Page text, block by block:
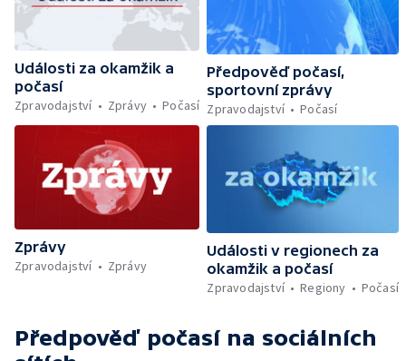
Události za okamžik a
počasí
Zpravodajství
Zprávy Počasí
Předpověď počasí,
sportovní zprávy
Zpravodajství
Počasí
Zprávy
Zpravodajství
Zprávy
Události v regionech za
okamžik a počasí
Zpravodajství
Regiony Počasí
Předpověď počasí na sociálních